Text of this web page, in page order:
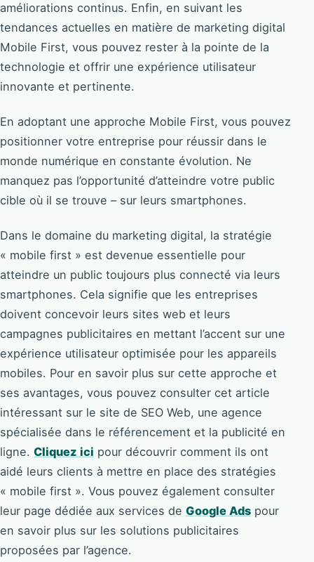
améliorations continus. Enfin, en suivant les
tendances actuelles en matière de marketing digital
Mobile First, vous pouvez rester à la pointe de la
technologie et offrir une expérience utilisateur
innovante et pertinente.
En adoptant une approche Mobile First, vous pouvez
positionner votre entreprise pour réussir dans le
monde numérique en constante évolution. Ne
manquez pas l’opportunité d’atteindre votre public
cible où il se trouve – sur leurs smartphones.
Dans le domaine du marketing digital, la stratégie
« mobile first » est devenue essentielle pour
atteindre un public toujours plus connecté via leurs
smartphones. Cela signifie que les entreprises
doivent concevoir leurs sites web et leurs
campagnes publicitaires en mettant l’accent sur une
expérience utilisateur optimisée pour les appareils
mobiles. Pour en savoir plus sur cette approche et
ses avantages, vous pouvez consulter cet article
intéressant sur le site de SEO Web, une agence
spécialisée dans le référencement et la publicité en
ligne. Cliquez ici pour découvrir comment ils ont
aidé leurs clients à mettre en place des stratégies
« mobile first ». Vous pouvez également consulter
leur page dédiée aux services de Google Ads pour
en savoir plus sur les solutions publicitaires
proposées par l’agence.